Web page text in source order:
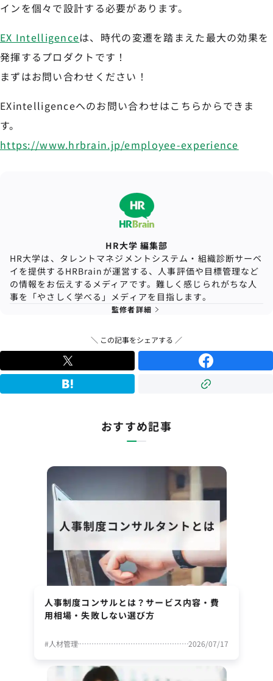
インを個々で設計する必要があります。
EX Intelligenceは、時代の変遷を踏まえた最大の効果を
発揮するプロダクトです！
まずはお問い合わせください！
EXintelligenceへのお問い合わせはこちらからできま
す。
https://www.hrbrain.jp/employee-experience
HR大学 編集部
HR大学は、タレントマネジメントシステム・組織診断サーベ
イを提供するHRBrainが運営する、人事評価や目標管理など
の情報をお伝えするメディアです。難しく感じられがちな人
事を「やさしく学べる」メディアを目指します。
監修者詳細
＼ この記事をシェアする ／
おすすめ記事
人事制度コンサルとは？サービス内容・費
用相場・失敗しない選び方
#人材管理 2026/07/17